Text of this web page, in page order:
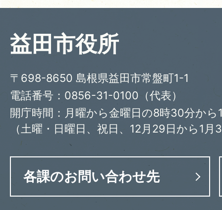
益田市役所
〒698-8650 島根県益田市常盤町1-1
電話番号：0856-31-0100（代表）
開庁時間：月曜から金曜日の8時30分から
（土曜・日曜日、祝日、12月29日から1月
各課のお問い合わせ先